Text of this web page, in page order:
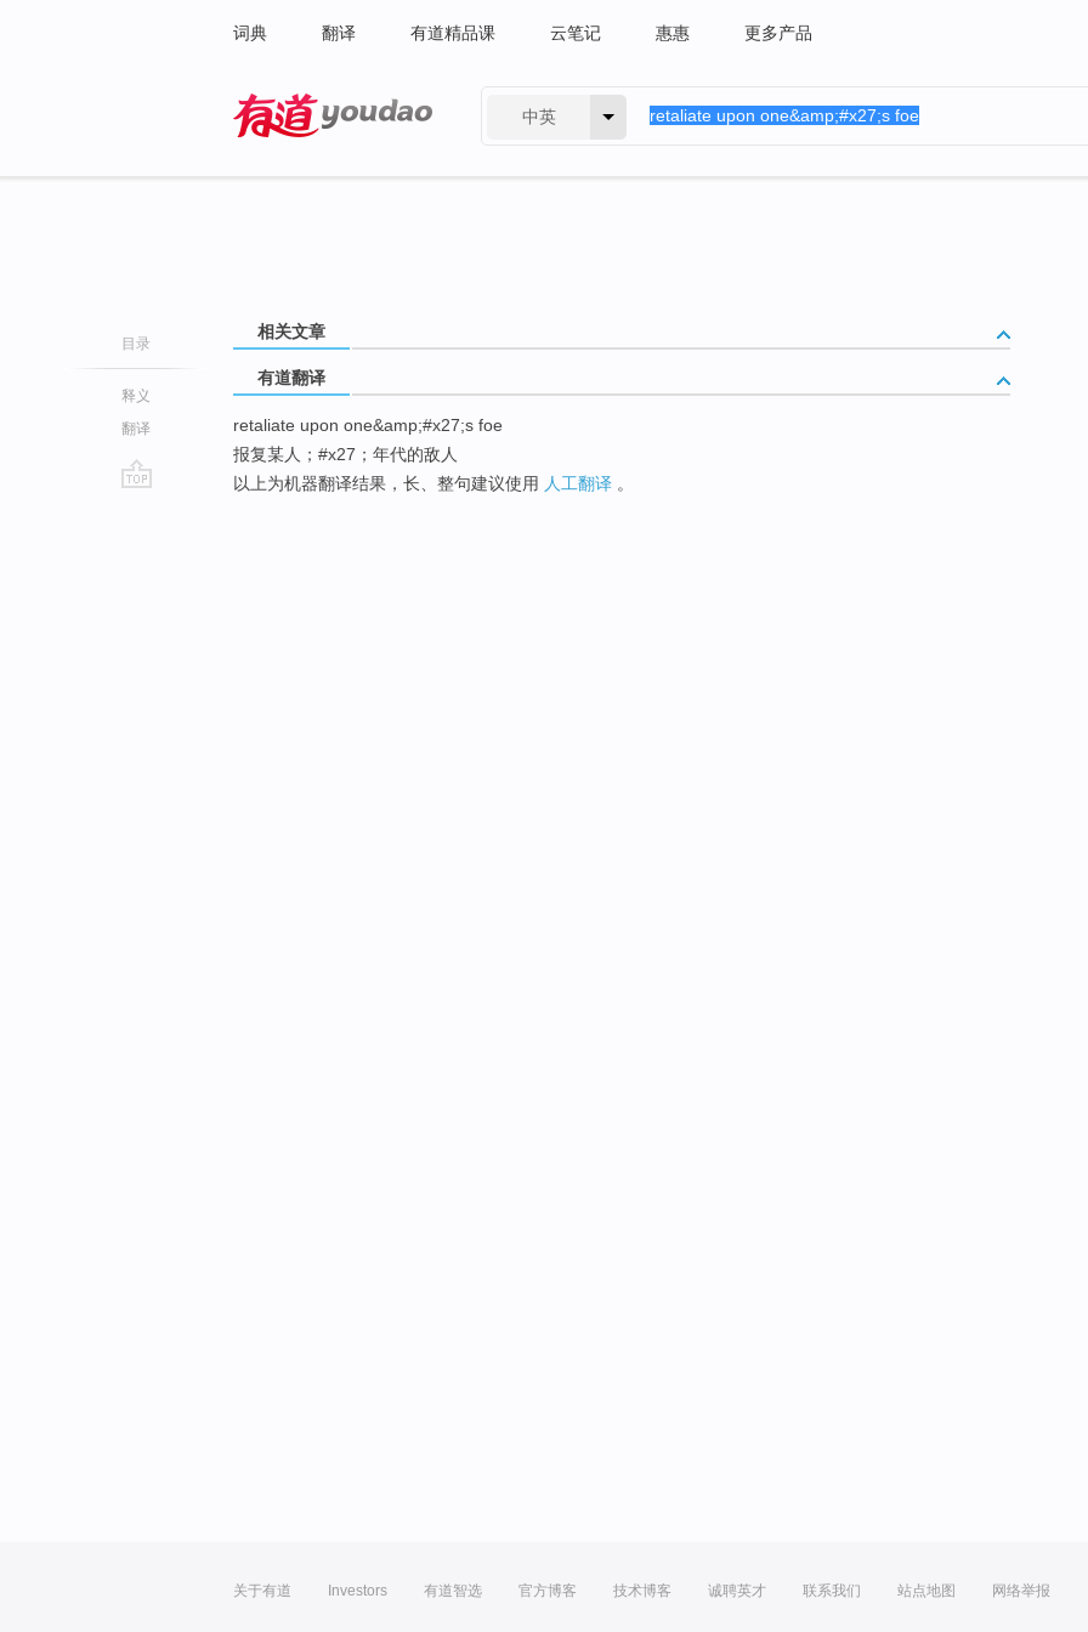
词典 翻译 有道精品课 云笔记 惠惠 更多产品
中英
目录
释义
翻译
相关文章
有道翻译
retaliate upon one&amp;#x27;s foe
报复某人；#x27；年代的敌人
以上为机器翻译结果，长、整句建议使用 人工翻译 。
关于有道 Investors 有道智选 官方博客 技术博客 诚聘英才 联系我们 站点地图 网络举报